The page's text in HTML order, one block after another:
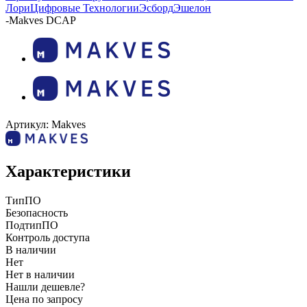
ЛориЦифровые ТехнологииЭсбордЭшелон
-Makves DCAP
Артикул: Makves
Характеристики
ТипПО
Безопасность
ПодтипПО
Контроль доступа
В наличии
Нет
Нет в наличии
Нашли дешевле?
Цена по запросу